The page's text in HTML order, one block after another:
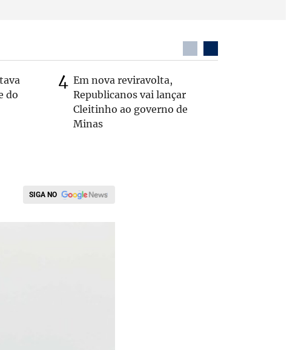
do
Em nova reviravolta,
Republicanos vai lançar
Cleitinho ao governo de
Minas
SIGA NO